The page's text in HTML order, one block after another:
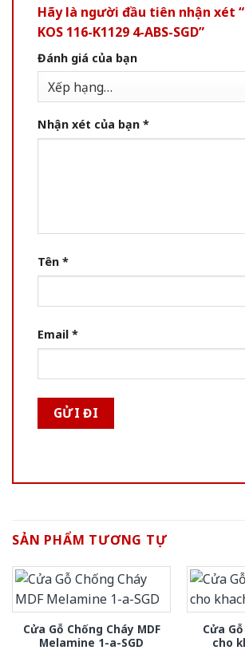
Hãy là người đầu tiên nhận xét
KOS 116-K1129 4-ABS-SGD”
Đánh giá của bạn
Nhận xét của bạn *
Tên *
Email *
SẢN PHẨM TƯƠNG TỰ
Cửa Gỗ Chống Cháy MDF
Melamine 1-a-SGD
Cửa
cho